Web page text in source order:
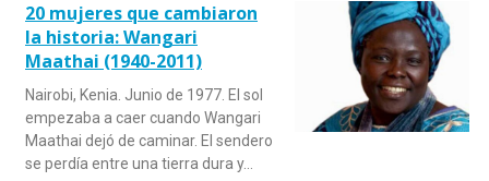
20 mujeres que cambiaron
la historia: Wangari
Maathai (1940-2011)
Nairobi, Kenia. Junio de 1977. El sol
empezaba a caer cuando Wangari
Maathai dejó de caminar. El sendero
se perdía entre una tierra dura y…